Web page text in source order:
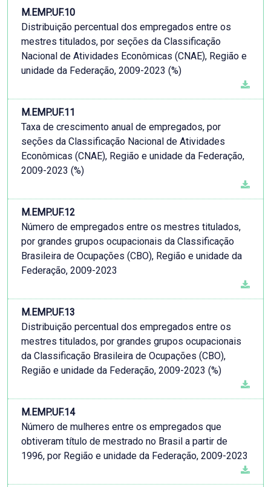
M.EMP.UF.10
Distribuição percentual dos empregados entre os
mestres titulados, por seções da Classificação
Nacional de Atividades Econômicas (CNAE), Região e
unidade da Federação, 2009-2023 (%)
M.EMP.UF.11
Taxa de crescimento anual de empregados, por
seções da Classificação Nacional de Atividades
Econômicas (CNAE), Região e unidade da Federação,
2009-2023 (%)
M.EMP.UF.12
Número de empregados entre os mestres titulados,
por grandes grupos ocupacionais da Classificação
Brasileira de Ocupações (CBO), Região e unidade da
Federação, 2009-2023
M.EMP.UF.13
Distribuição percentual dos empregados entre os
mestres titulados, por grandes grupos ocupacionais
da Classificação Brasileira de Ocupações (CBO),
Região e unidade da Federação, 2009-2023 (%)
M.EMP.UF.14
Número de mulheres entre os empregados que
obtiveram título de mestrado no Brasil a partir de
1996, por Região e unidade da Federação, 2009-2023